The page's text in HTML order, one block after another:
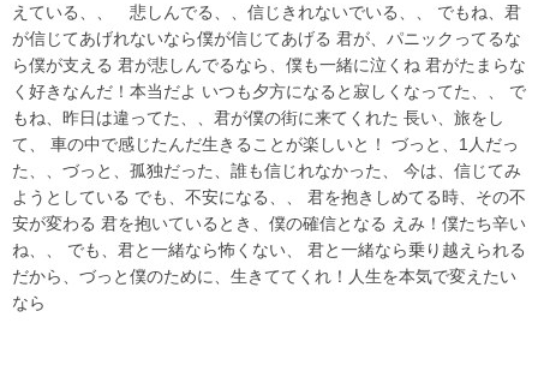
えている、、 悲しんでる、、信じきれないでいる、、 でもね、君
が信じてあげれないなら僕が信じてあげる 君が、パニックってるな
ら僕が支える 君が悲しんでるなら、僕も一緒に泣くね 君がたまらな
く好きなんだ！本当だよ いつも夕方になると寂しくなってた、、 で
もね、昨日は違ってた、、君が僕の街に来てくれた 長い、旅をし
て、 車の中で感じたんだ生きることが楽しいと！ づっと、1人だっ
た、、づっと、孤独だった、誰も信じれなかった、 今は、信じてみ
ようとしている でも、不安になる、、 君を抱きしめてる時、その不
安が変わる 君を抱いているとき、僕の確信となる えみ！僕たち辛い
ね、、 でも、君と一緒なら怖くない、 君と一緒なら乗り越えられる
だから、づっと僕のために、生きててくれ！人生を本気で変えたい
なら